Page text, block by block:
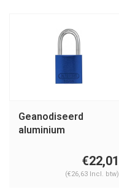
Geanodiseerd
aluminium
blauw 72IB/30 BLAU
€22,01
(€26,63 Incl. btw)